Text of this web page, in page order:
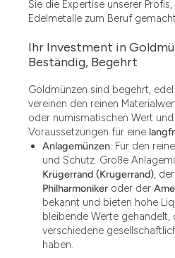
Sie die Expertise unserer
Edelmetalle zum Beruf
Ihr Investment in
Beständig, Begehrt
Goldmünzen sind begehrt,
vereinen den reinen
oder numismatischen Wert
Voraussetzungen für eine
Anlagemünzen: Für den
und Schutz. Große
Krügerrand (Krugerrand), der
Philharmoniker oder der
bekannt und bieten hohe
bleibende Werte gehandelt,
verschiedene
haben.